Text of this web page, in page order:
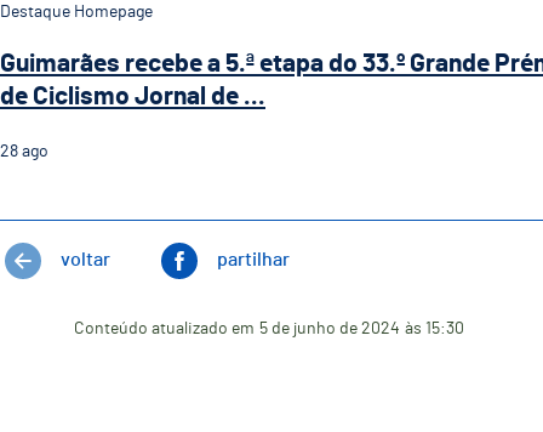
Destaque Homepage
Guimarães recebe a 5.ª etapa do 33.º Grande
de Ciclismo Jornal de ...
28 ago
voltar partilhar
Conteúdo atualizado em 5 de junho de 2024 às 15:30